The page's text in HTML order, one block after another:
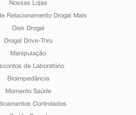
Nossas Lojas
Relacionamento Drogal Mais
Disk Drogal
Drogal Drive-Thru
Manipulação
de Laboratório
Bioimpedância
Momento Saúde
Controlados